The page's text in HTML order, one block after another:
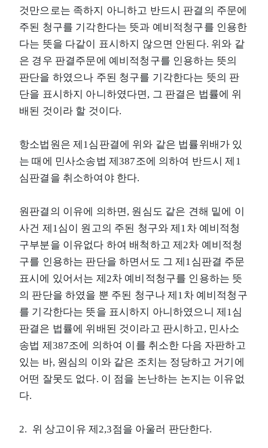
것만으로는 족하지 아니하고 반드시 판결의 주문에
주된 청구를 기각한다는 뜻과 예비적청구를 인용한
다는 뜻을 다같이 표시하지 않으면 안된다. 위와 같
은 경우 판결주문에 예비적청구를 인용하는 뜻의
판단을 하였으나 주된 청구를 기각한다는 뜻의 판
단을 표시하지 아니하였다면, 그 판결은 법률에 위
배된 것이라 할 것이다.
항소법원은 제1심판결에 위와 같은 법률위배가 있
는 때에 민사소송법 제387조에 의하여 반드시 제1
심판결을 취소하여야 한다.
원판결의 이유에 의하면, 원심도 같은 견해 밑에 이
사건 제1심이 원고의 주된 청구와 제1차 예비적청
구부분을 이유없다 하여 배척하고 제2차 예비적청
구를 인용하는 판단을 하면서도 그 제1심판결 주문
표시에 있어서는 제2차 예비적청구를 인용하는 뜻
의 판단을 하였을 뿐 주된 청구나 제1차 예비적청구
를 기각한다는 뜻을 표시하지 아니하였으니 제1심
판결은 법률에 위배된 것이라고 판시하고, 민사소
송법 제387조에 의하여 이를 취소한 다음 자판하고
있는 바, 원심의 이와 같은 조치는 정당하고 거기에
어떤 잘못도 없다. 이 점을 논난하는 논지는 이유없
다.
2. 위 상고이유 제2,3점을 아울러 판단한다.